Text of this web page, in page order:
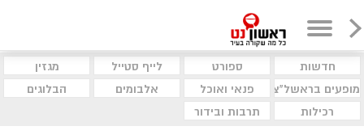
חדשות ספורט לייף סטייל
מגזין
מופעים בראשל"צ
פנאי ואוכל אלבומים
הבלוגים
רכילות
תרבות ובידור